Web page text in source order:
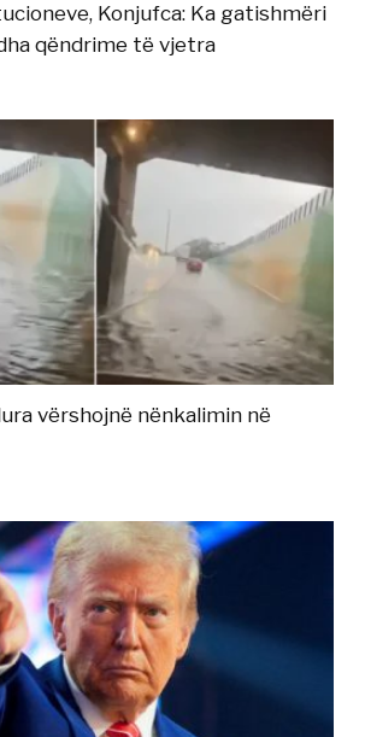
Konjufca: Ka gatishmëri
qëndrime të vjetra
vërshojnë nënkalimin në